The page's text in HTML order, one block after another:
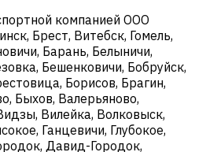
компанией ООО
Брест, Витебск, Гомель,
Барань, Белыничи,
Бешенковичи, Бобруйск,
Борисов, Брагин,
Быхов, Валерьяново,
Вилейка, Волковыск,
Ганцевичи, Глубокое,
Давид-Городок,